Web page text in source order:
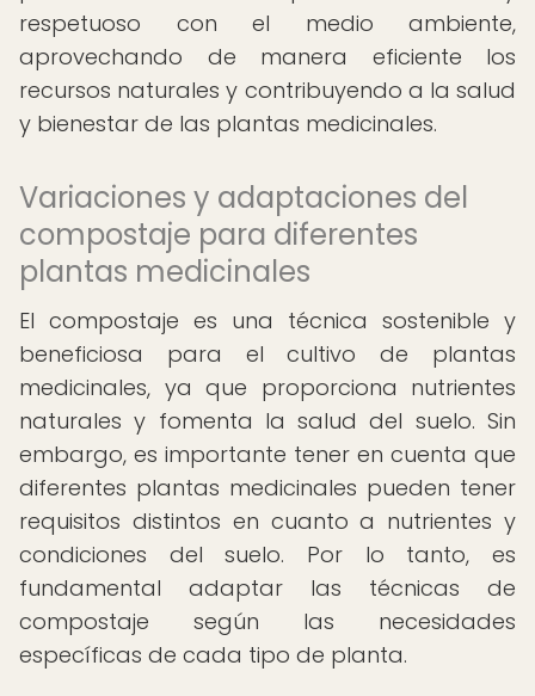
respetuoso con el medio ambiente,
aprovechando de manera eficiente los
recursos naturales y contribuyendo a la salud
y bienestar de las plantas medicinales.
Variaciones y adaptaciones del
compostaje para diferentes
plantas medicinales
El compostaje es una técnica sostenible y
beneficiosa para el cultivo de plantas
medicinales, ya que proporciona nutrientes
naturales y fomenta la salud del suelo. Sin
embargo, es importante tener en cuenta que
diferentes plantas medicinales pueden tener
requisitos distintos en cuanto a nutrientes y
condiciones del suelo. Por lo tanto, es
fundamental adaptar las técnicas de
compostaje según las necesidades
específicas de cada tipo de planta.